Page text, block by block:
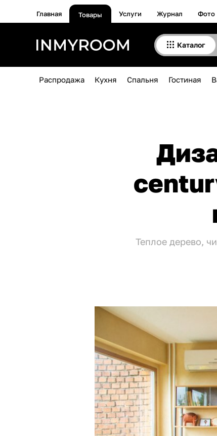
Главная Товары Услуги Журнал Фото
Каталог
Распродажа Кухня Спальня Гостиная
Теплое дерево,